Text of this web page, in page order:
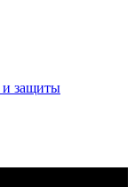
и защиты